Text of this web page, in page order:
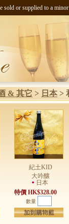
sold or supplied to a
& 其它 > 日本>
紀土KID
大吟釀
日本
特價 HK$328.00
數量